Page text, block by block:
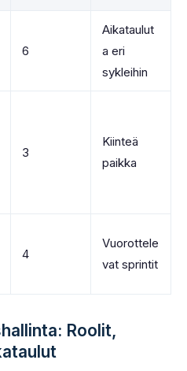
6
Aikataulut
a eri
sykleihin
3
Kiinteä
paikka
4
Vuorottele
vat sprintit
Roolit,